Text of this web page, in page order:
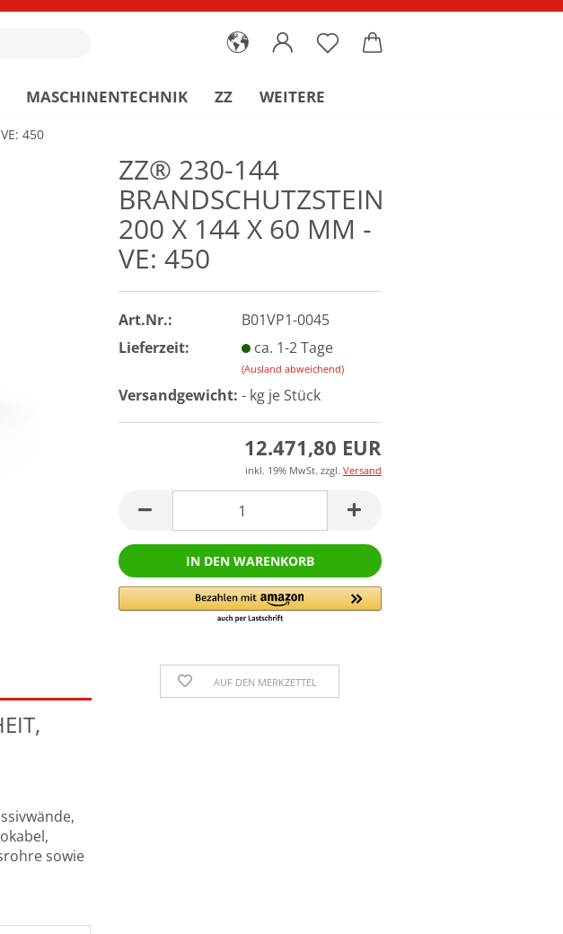
MASCHINENTECHNIK ZZ WEITERE
450
ZZ® 230-144
BRANDSCHUTZSTEIN
200 X 144 X 60 MM -
VE: 450
Art.Nr.:
B01VP1-0045
Lieferzeit:
ca. 1-2 Tage
(Ausland abweichend)
Versandgewicht: -kg je Stück
12.471,80 EUR
inkl. 19% MwSt. zzgl. Versand
AUF DEN MERKZETTEL
sowie